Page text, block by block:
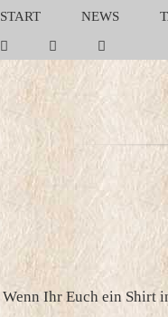
START NEWS
Wenn Ihr Euch ein Shirt